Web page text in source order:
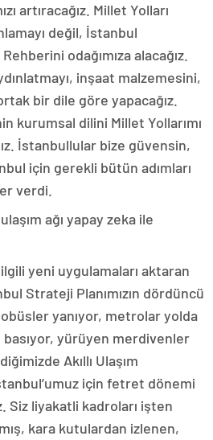
artıracağız. Millet Yolları
değil, İstanbul
odağımıza alacağız.
inşaat malzemesini,
bir dile göre yapacağız.
kurumsal dilini Millet Yollarımı
İstanbullular bize güvensin,
için gerekli bütün adımları
verdi.
ağı yapay zeka ile
yeni uygulamaları aktaran
Strateji Planımızın dördüncü
yanıyor, metrolar yolda
basıyor, yürüyen merdivenler
Akıllı Ulaşım
için fetret dönemi
liyakatli kadroları işten
kara kutulardan izlenen,